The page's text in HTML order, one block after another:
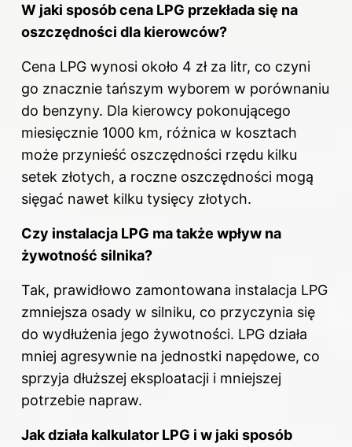
W jaki sposób cena LPG przekłada się na
oszczędności dla kierowców?
Cena LPG wynosi około 4 zł za litr, co czyni
go znacznie tańszym wyborem w porównaniu
do benzyny. Dla kierowcy pokonującego
miesięcznie 1000 km, różnica w kosztach
może przynieść oszczędności rzędu kilku
setek złotych, a roczne oszczędności mogą
sięgać nawet kilku tysięcy złotych.
Czy instalacja LPG ma także wpływ na
żywotność silnika?
Tak, prawidłowo zamontowana instalacja LPG
zmniejsza osady w silniku, co przyczynia się
do wydłużenia jego żywotności. LPG działa
mniej agresywnie na jednostki napędowe, co
sprzyja dłuższej eksploatacji i mniejszej
potrzebie napraw.
Jak działa kalkulator LPG i w jaki sposób